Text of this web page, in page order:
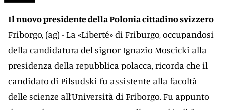
Il nuovo presidente della Polonia cittadino svizzero
Friborgo, (ag) - La «Liberté» di Friburgo, occupandosi
della candidatura del signor Ignazio Moscicki alla
presidenza della repubblica polacca, ricorda che il
candidato di Pilsudski fu assistente alla facoltà
delle scienze all’Università di Friborgo. Fu appunto